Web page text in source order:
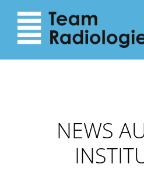
zum
Inhalt
Navigation
NEWS